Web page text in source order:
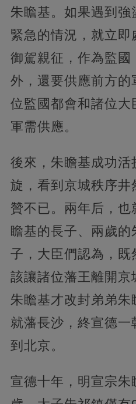
朱瞻基。如果遇到強
緊急的情況，就立即
御駕親征，作為監國
外，還要供應前方的
位監國都會和諸位大
軍需供應。
後來，朱瞻基成功活
旋，看到京城秩序井
贊不已。兩年后，也
瞻基的長子、兩歲的
子，大臣們認為，既
該讓諸位藩王離開京
朱瞻基才改封弟弟朱
就藩長沙，終宣德一
到北京。
宣德十年，明宣宗